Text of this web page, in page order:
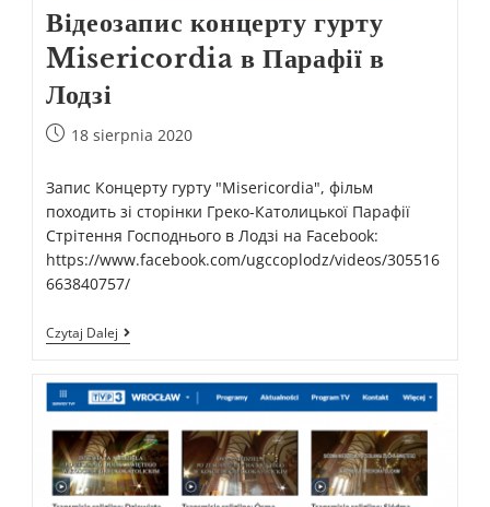
Відеозапис концерту гурту
Misericordia в Парафії в
Лодзі
18 sierpnia 2020
Запис Концерту гурту "Misericordia", фільм
походить зі сторінки Греко-Католицької Парафії
Стрітення Господнього в Лодзі на Facebook:
https://www.facebook.com/ugccoplodz/videos/305516
663840757/
Czytaj Dalej